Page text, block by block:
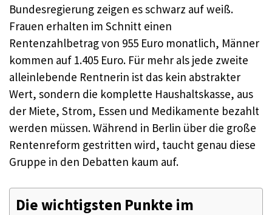
Bundesregierung zeigen es schwarz auf weiß.
Frauen erhalten im Schnitt einen
Rentenzahlbetrag von 955 Euro monatlich, Männer
kommen auf 1.405 Euro. Für mehr als jede zweite
alleinlebende Rentnerin ist das kein abstrakter
Wert, sondern die komplette Haushaltskasse, aus
der Miete, Strom, Essen und Medikamente bezahlt
werden müssen. Während in Berlin über die große
Rentenreform gestritten wird, taucht genau diese
Gruppe in den Debatten kaum auf.
Die wichtigsten Punkte im